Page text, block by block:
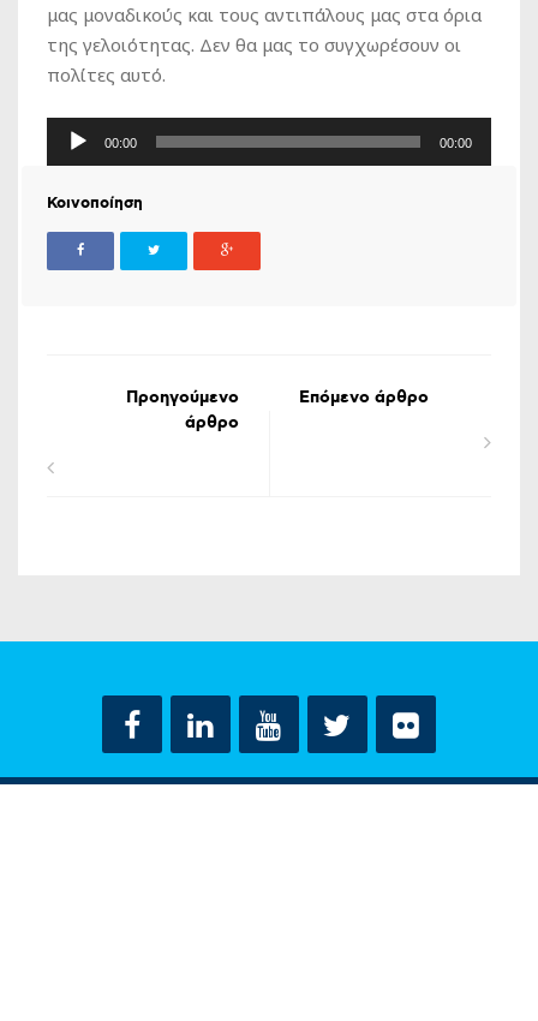
μας μοναδικούς και τους αντιπάλους μας στα όρια
της γελοιότητας. Δεν θα μας το συγχωρέσουν οι
πολίτες αυτό.
Πρόγραμμα
Αναπαραγωγής
00:00 00:00
Κοινοποίηση
Προηγούμενο
άρθρο
Επόμενο άρθρο